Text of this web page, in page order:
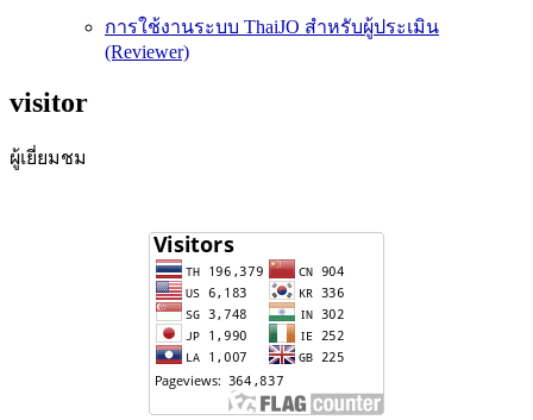
การใช้งานระบบ ThaiJO สำหรับผู้ประเมิน
(Reviewer)
visitor
ผู้เยี่ยมชม